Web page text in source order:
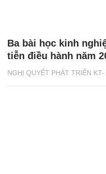
NGHỊ QUYẾT PHÁT TRIỂN KT-
Ba bài học kinh
tiễn điều hành năm